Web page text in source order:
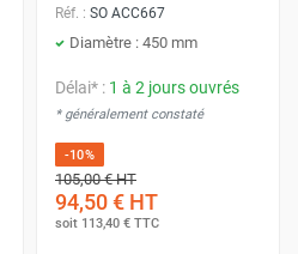
Réf. : SO ACC667
Diamètre : 450 mm
Délai* : 1 à 2 jours ouvrés
* généralement constaté
-10%
105,00 €HT
94,50 € HT
soit 113,40 € TTC